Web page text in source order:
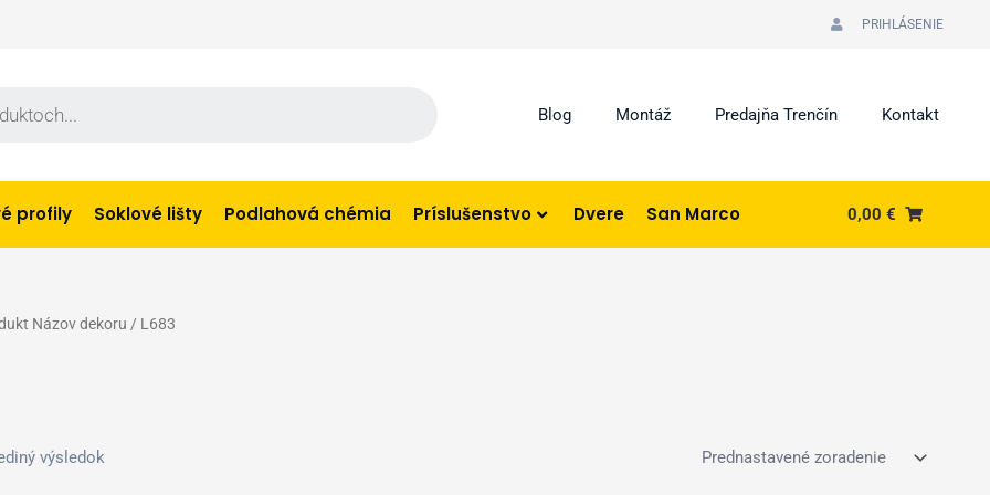
PRIHLÁSENIE
Blog Montáž Predajňa Trenčín Kontakt
profily Soklové lišty Podlahová chémia Príslušenstvo Dvere San Marco 0,00€
Názov dekoru / L683
výsledok